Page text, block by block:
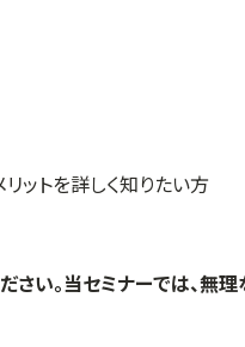
ットを詳しく知りたい方
さい。当セミナーでは、無